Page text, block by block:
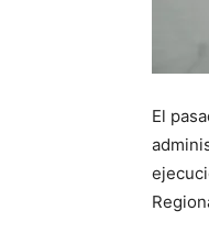
El